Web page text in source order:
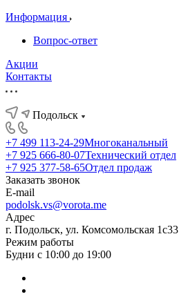
Информация
Вопрос-ответ
Акции
Контакты
Подольск
+7 499 113-24-29Многоканальный
+7 925 666-80-07Технический отдел
+7 925 377-58-65Отдел продаж
Заказать звонок
E-mail
podolsk.vs@vorota.me
Адрес
г. Подольск, ул. Комсомольская 1с33
Режим работы
Будни с 10:00 до 19:00